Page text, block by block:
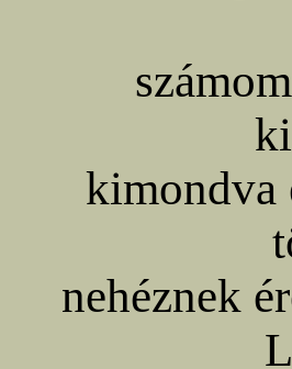
kimondva
nehéznek